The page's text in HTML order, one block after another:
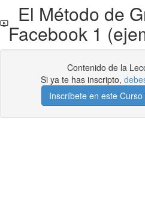
El Método de
Facebook 1
Contenido de la
Si ya te has inscripto,
Inscríbete en este